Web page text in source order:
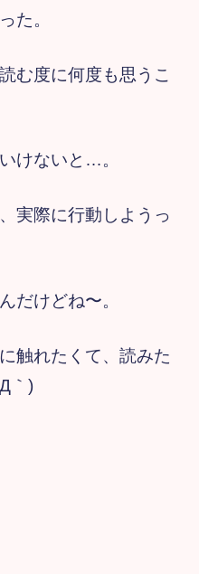
た。
む度に何度も思うこ
けないと…。
実際に行動しようっ
だけどね〜。
触れたくて、読みた
｀)